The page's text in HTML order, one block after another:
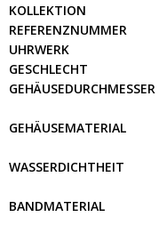
KOLLEKTION
REFERENZNUMMER
UHRWERK
GESCHLECHT
GEHÄUSEDURCHMESSER
GEHÄUSEMATERIAL
WASSERDICHTHEIT
BANDMATERIAL